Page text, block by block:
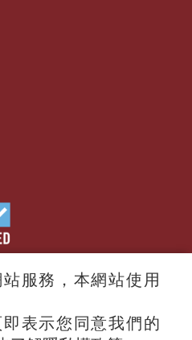
International).
服務，本網站使用
表示您同意我們的